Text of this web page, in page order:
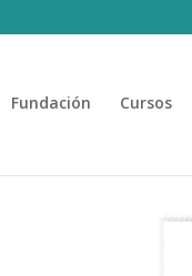
Fundación Cursos